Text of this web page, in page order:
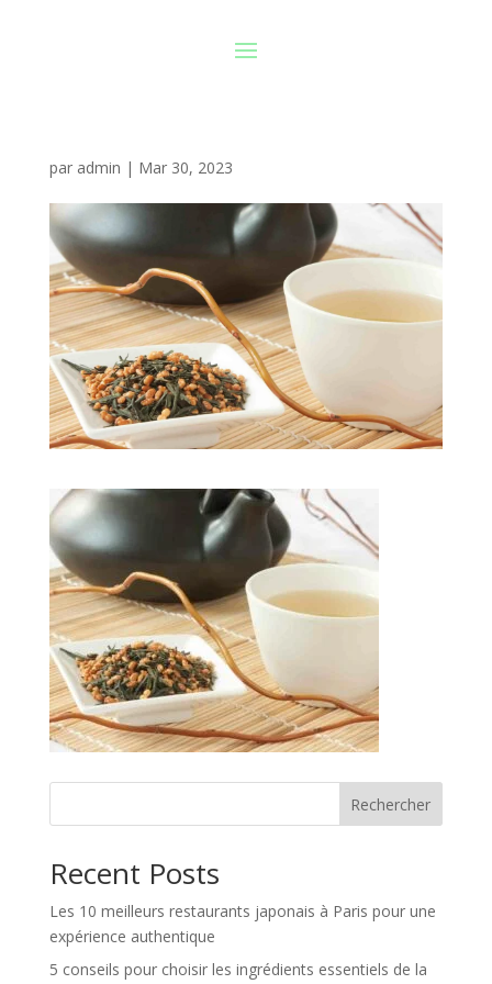
par admin | Mar 30, 2023
Rechercher
Recent Posts
Les 10 meilleurs restaurants japonais à Paris pour une
expérience authentique
5 conseils pour choisir les ingrédients essentiels de la